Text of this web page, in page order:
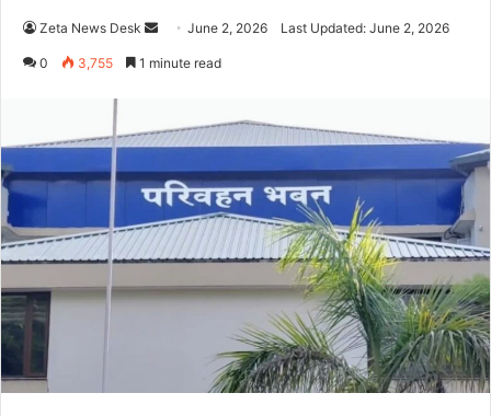
Zeta News Desk
e
a
e
m
a
i
l
June 2, 2026 Last Updated: June 2, 2026
0 3,755 1 minute read